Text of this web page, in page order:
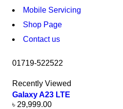
Mobile Servicing
Shop Page
Contact us
01719-522522
Recently Viewed
Galaxy A23 LTE
৳ 29,999.00